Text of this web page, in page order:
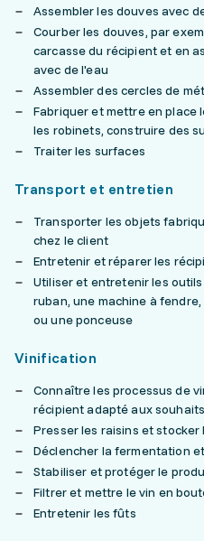
Assembler les douves avec
Courber les douves, par
carcasse du récipient et en
avec de l'eau
Assembler des cercles de
Fabriquer et mettre en place
les robinets, construire des
Traiter les surfaces
Transport et entretien
Transporter les objets
chez le client
Entretenir et réparer les
Utiliser et entretenir les
ruban, une machine à
ou une ponceuse
Vinification
Connaître les processus de
récipient adapté aux
Presser les raisins et stocker
Déclencher la fermentation
Stabiliser et protéger le
Filtrer et mettre le vin en
Entretenir les fûts